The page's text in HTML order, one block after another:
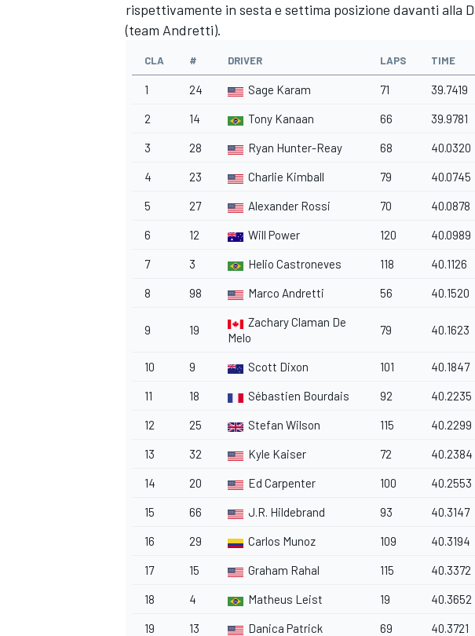
rispettivamente in sesta e settima posizione davanti alla
(team Andretti).
CLA # DRIVER LAPS TIME
1 24 Sage Karam 71 39.7419
2 14 Tony Kanaan 66 39.9781
3 28 Ryan Hunter-Reay 68 40.0320
4 23 Charlie Kimball 79 40.0745
5 27 Alexander Rossi 70 40.0878
6 12 Will Power 120 40.0989
7 3 Helio Castroneves 118 40.1126
8 98 Marco Andretti 56 40.1520
9 19
Zachary Claman De
Melo
79 40.1623
10 9 Scott Dixon 101 40.1847
11 18 Sébastien Bourdais 92 40.2235
12 25 Stefan Wilson 115 40.2299
13 32 Kyle Kaiser 72 40.2384
14 20 Ed Carpenter 100 40.2553
15 66 J.R. Hildebrand 93 40.3147
16 29 Carlos Munoz 109 40.3194
17 15 Graham Rahal 115 40.3372
18 4 Matheus Leist 19 40.3652
19 13 Danica Patrick 69 40.3721